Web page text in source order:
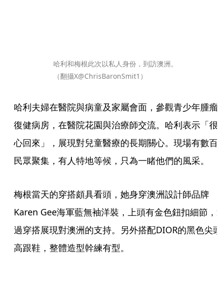
哈利和梅根此次以私人身份，到訪澳洲。
（翻攝X@ChrisBaronSmit1）
哈利夫婦在醫院與病童及家屬會面，參觀青少年腫瘤
復健病房，在醫院花園與治療師交流。哈利表示「很
心回來」，展現對兒童醫療的長期關心。現場有數百
民眾聚集，有人特地等候，只為一睹他們的風采。
梅根當天的穿搭頗具看頭，她身穿澳洲設計師品牌
Karen Gee海軍藍無袖洋裝，上頭有金色鈕扣細節，
過穿搭展現對澳洲的支持。另外搭配DIOR的黑色尖
高跟鞋，整體造型幹練有型。